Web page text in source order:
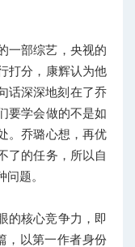
一部综艺，央视的
打分，康辉认为他
话深深地刻在了乔
要学会做的不是如
。乔璐心想，再优
了的任务，所以自
题。
的核心竞争力，即
，以第一作者身份